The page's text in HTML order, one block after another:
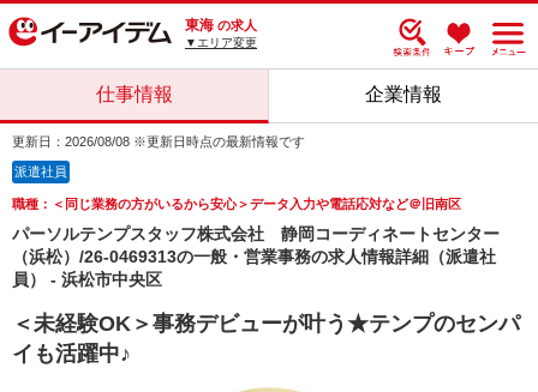
東海 の求人
▼エリア変更
仕事情報 企業情報
更新日：2026/08/08 ※更新日時点の最新情報です
派遣社員
職種：＜同じ業務の方がいるから安心＞データ入力や電話応対など＠旧南区
パーソルテンプスタッフ株式会社 静岡コーディネートセンター
（浜松）/26-0469313の一般・営業事務の求人情報詳細（派遣社
員） - 浜松市中央区
＜未経験OK＞事務デビューが叶う★テンプのセンパ
イも活躍中♪